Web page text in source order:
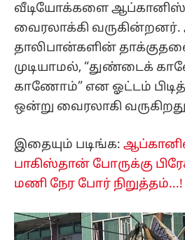
வீடியோக்களை
வைரலாக்கி வருகின்றனர்.
தாலிபான்களின்
முடியாமல், “துண்டைக்
காணோம்” என ஓட்டம்
ஒன்று வைரலாகி
இதையும் படிங்க:
பாகிஸ்தான் போருக்கு
மணி நேர போர் நிறுத்தம்...!